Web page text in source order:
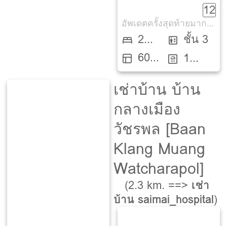
12
อัพเดตครั้งสุดท้ายมากกว่า 30 วัน
2
Beds
60
ตรม.
ชั้น 3
1
ห้องน้ำ
เช่าบ้าน บ้าน
กลางเมือง
วัชรพล [Baan
Klang Muang
Watcharapol]
(2.3 km. ==> เช่า
บ้าน saimai_hospital)